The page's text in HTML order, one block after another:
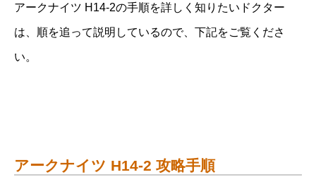
アークナイツ H14-2の手順を詳しく知りたいドクター
は、順を追って説明しているので、下記をご覧くださ
い。
アークナイツ H14-2 攻略手順